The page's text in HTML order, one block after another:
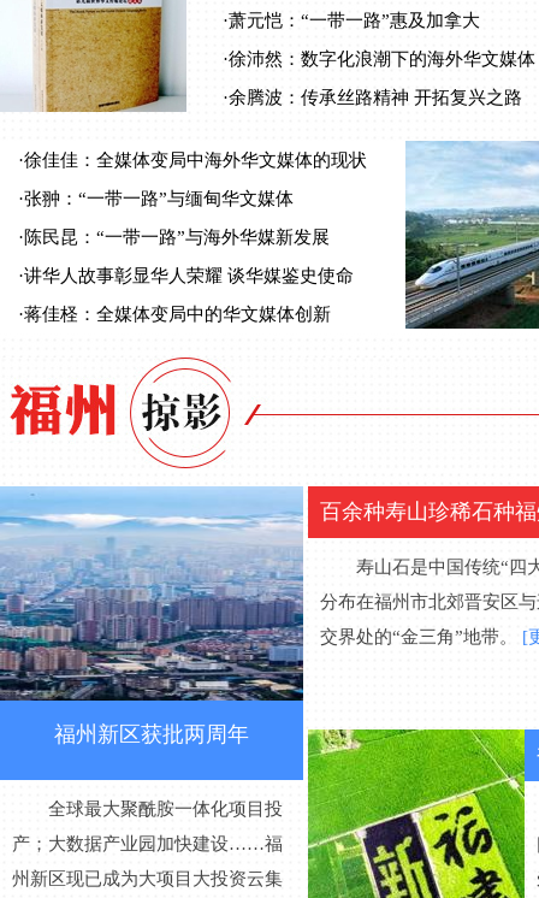
·萧元恺：“一带一路”惠及加拿大
·徐沛然：数字化浪潮下的海外华文媒体
·余腾波：传承丝路精神 开拓复兴之路
·徐佳佳：全媒体变局中海外华文媒体的现状
·张翀：“一带一路”与缅甸华文媒体
·陈民昆：“一带一路”与海外华媒新发展
·讲华人故事彰显华人荣耀 谈华媒鉴史使命
·蒋佳柽：全媒体变局中的华文媒体创新
福州新区获批两周年
全球最大聚酰胺一体化项目投
产；大数据产业园加快建设……福
州新区现已成为大项目大投资云集
百余种寿山珍稀石种
寿山石是中国传统“四
分布在福州市北郊晋安区
交界处的“金三角”地带。 [